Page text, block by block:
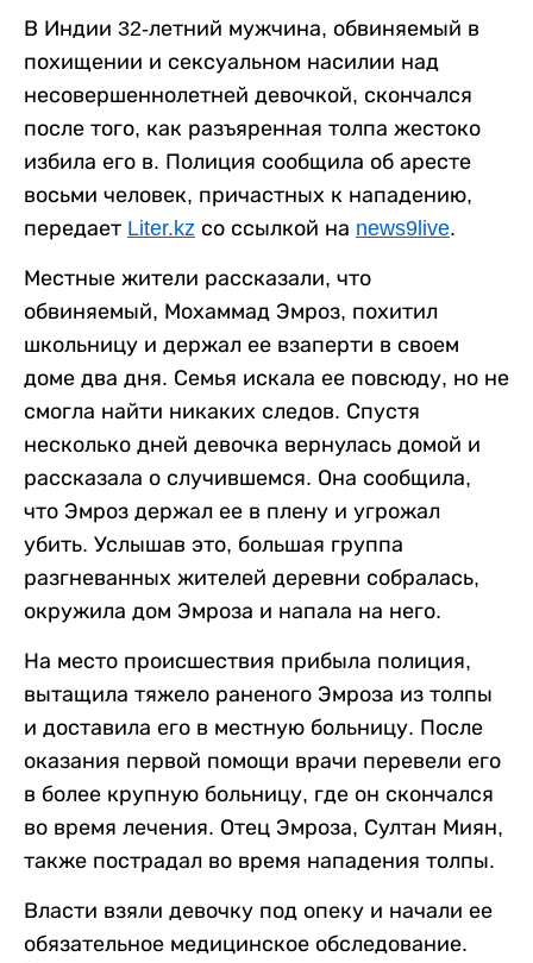
В Индии 32-летний мужчина, обвиняемый в
похищении и сексуальном насилии над
несовершеннолетней девочкой, скончался
после того, как разъяренная толпа жестоко
избила его в. Полиция сообщила об аресте
восьми человек, причастных к нападению,
передает Liter.kz со ссылкой на news9live.
Местные жители рассказали, что
обвиняемый, Мохаммад Эмроз, похитил
школьницу и держал ее взаперти в своем
доме два дня. Семья искала ее повсюду, но не
смогла найти никаких следов. Спустя
несколько дней девочка вернулась домой и
рассказала о случившемся. Она сообщила,
что Эмроз держал ее в плену и угрожал
убить. Услышав это, большая группа
разгневанных жителей деревни собралась,
окружила дом Эмроза и напала на него.
На место происшествия прибыла полиция,
вытащила тяжело раненого Эмроза из толпы
и доставила его в местную больницу. После
оказания первой помощи врачи перевели его
в более крупную больницу, где он скончался
во время лечения. Отец Эмроза, Султан Миян,
также пострадал во время нападения толпы.
Власти взяли девочку под опеку и начали ее
обязательное медицинское обследование.